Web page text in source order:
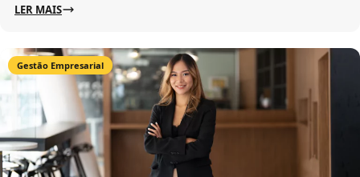
LER MAIS
Gestão Empresarial